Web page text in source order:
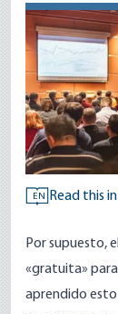
EN Read this
Por supuesto,
«gratuita» para
aprendido